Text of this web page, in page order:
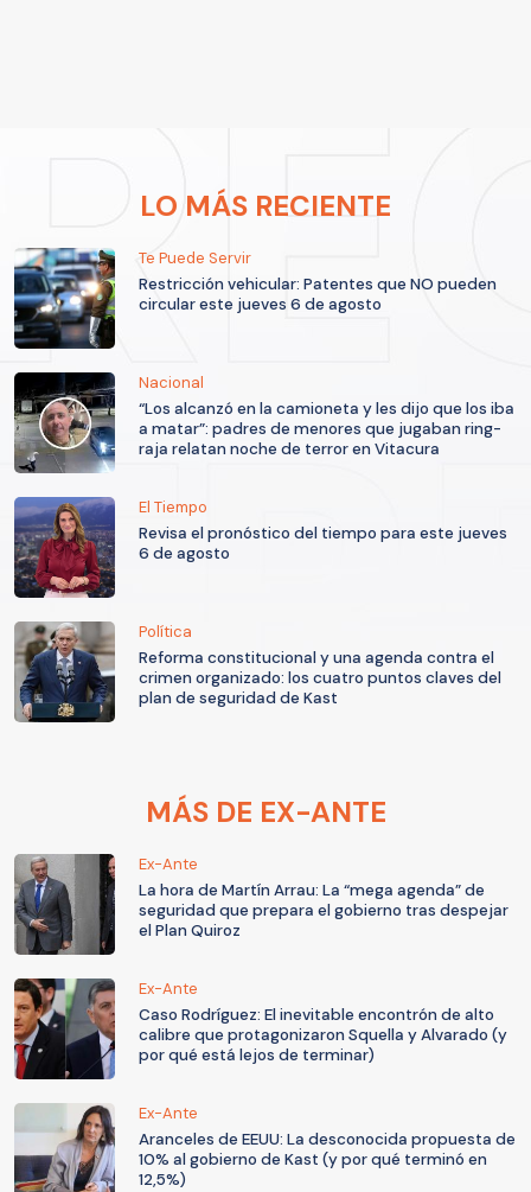
LO MÁS RECIENTE
Te Puede Servir
Restricción vehicular: Patentes que NO pueden
circular este jueves 6 de agosto
Nacional
“Los alcanzó en la camioneta y les dijo que los iba
a matar”: padres de menores que jugaban ring-
raja relatan noche de terror en Vitacura
El Tiempo
Revisa el pronóstico del tiempo para este jueves
6 de agosto
Política
Reforma constitucional y una agenda contra el
crimen organizado: los cuatro puntos claves del
plan de seguridad de Kast
MÁS DE EX-ANTE
Ex-Ante
La hora de Martín Arrau: La “mega agenda” de
seguridad que prepara el gobierno tras despejar
el Plan Quiroz
Ex-Ante
Caso Rodríguez: El inevitable encontrón de alto
calibre que protagonizaron Squella y Alvarado (y
por qué está lejos de terminar)
Ex-Ante
Aranceles de EEUU: La desconocida propuesta de
10% al gobierno de Kast (y por qué terminó en
12,5%)